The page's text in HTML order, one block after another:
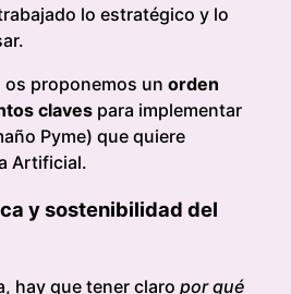
lo estratégico y lo
os proponemos un orden
claves para implementar
Pyme) que quiere
Artificial.
y sostenibilidad del
hay que tener claro por qué